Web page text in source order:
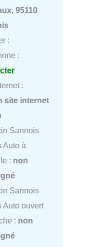
95110
:
:
:
site internet
Sannois
Auto à
: non
Sannois
Auto ouvert
: non